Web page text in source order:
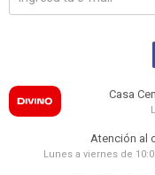
Casa
Atención al
Lunes a viernes de